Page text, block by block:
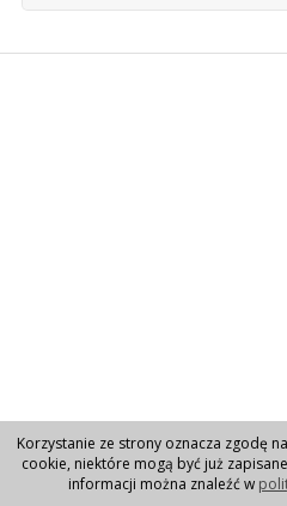
Korzystanie ze strony oznacza zgodę
cookie, niektóre mogą być już
informacji można znaleźć w